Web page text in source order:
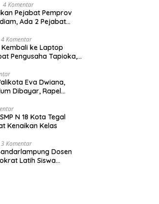
4 Komentar
Pejabat Pemprov
Ada 2 Pejabat
4 Komentar
ke Laptop
Pengusaha Tapioka,
Eva Dwiana,
Dibayar, Rapel
N 18 Kota Tegal
Kenaikan Kelas
3 Komentar
Dosen
Latih Siswa